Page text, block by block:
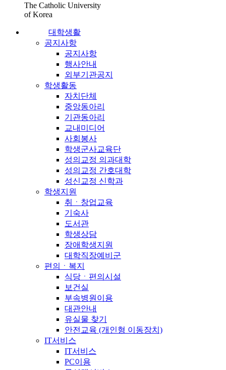
The Catholic University
of Korea
대학생활
공지사항
공지사항
행사안내
외부기관공지
학생활동
자치단체
중앙동아리
기관동아리
교내미디어
사회봉사
학생군사교육단
성의교정 의과대학
성의교정 간호대학
성신교정 신학과
학생지원
취ㆍ창업교육
기숙사
도서관
학생상담
장애학생지원
대학직장예비군
편의ㆍ복지
식당ㆍ편의시설
보건실
부속병원이용
대관안내
유실물 찾기
안전교육 (개인형 이동장치)
IT서비스
IT서비스
PC이용